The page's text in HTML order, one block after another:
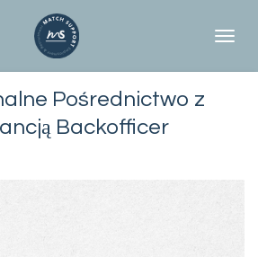
Pośrednictwo z
Backofficer